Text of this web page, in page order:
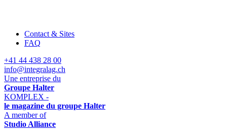
Contact & Sites
FAQ
+41 44 438 28 00
info@integralag.ch
Une entreprise du
Groupe Halter
KOMPLEX -
le magazine du groupe Halter
A member of
Studio Alliance